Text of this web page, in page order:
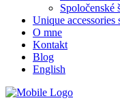
Spoločenské
Unique accessories
O mne
Kontakt
Blog
English